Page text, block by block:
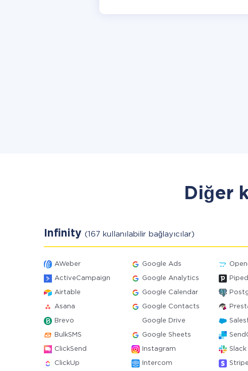
Diğer
Infinity (167 kullanılabilir bağlayıcılar)
AWeber Google Ads
ActiveCampaign Google Analytics
Airtable Google Calendar
Asana Google Contacts
Brevo Google Drive
BulkSMS Google Sheets
ClickSend Instagram Slack
ClickUp Intercom Stripe